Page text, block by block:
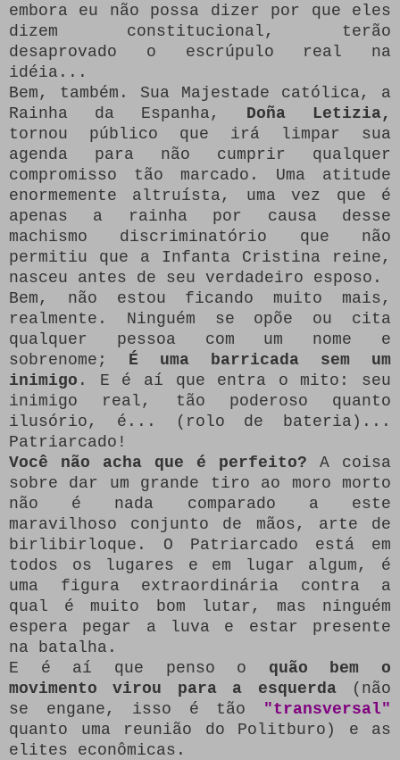
embora eu não possa dizer por que eles
dizem constitucional, terão
desaprovado o escrúpulo real na
idéia...
Bem, também.
Sua Majestade católica, a
Rainha da Espanha, Doña Letizia,
tornou público que irá limpar sua
agenda para não cumprir qualquer
compromisso tão marcado.
Uma atitude
enormemente altruísta, uma vez que é
apenas a rainha por causa desse
machismo discriminatório que não
permitiu que a Infanta Cristina reine,
nasceu antes de seu verdadeiro esposo.
Bem, não estou ficando muito mais,
realmente.
Ninguém se opõe ou cita
qualquer pessoa com um nome e
sobrenome;
É uma barricada sem um
inimigo .
E é aí que entra o mito: seu
inimigo real, tão poderoso quanto
ilusório, é... (rolo de bateria)...
Patriarcado!
Você não acha que é perfeito?
A coisa
sobre dar um grande tiro ao moro morto
não é nada comparado a este
maravilhoso conjunto de mãos, arte de
birlibirloque.
O Patriarcado está em
todos os lugares e em lugar algum, é
uma figura extraordinária contra a
qual é muito bom lutar, mas ninguém
espera pegar a luva e estar presente
na batalha.
E é aí que penso o quão bem o
movimento virou para a esquerda(não
se engane, isso é tão "transversal"
quanto uma reunião do Politburo) e as
elites econômicas.